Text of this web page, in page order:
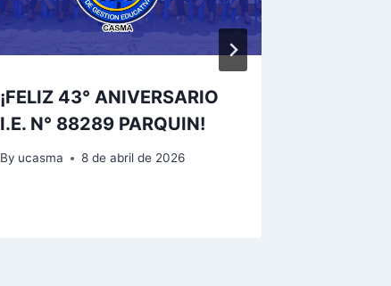
¡FELIZ 43° ANIVERSARIO
I.E. N° 88289 PARQUIN!
By ucasma 8 de abril de 2026